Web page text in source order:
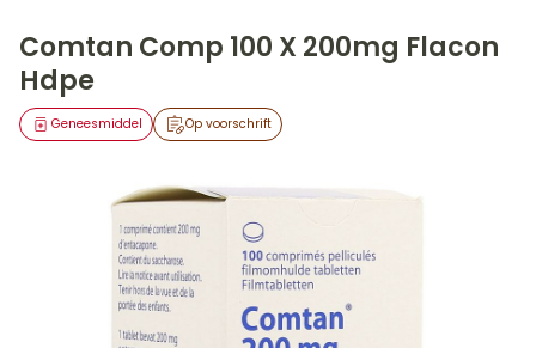
Comtan Comp 100 X 200mg Flacon
Hdpe
Op voorschrift
Geneesmiddel